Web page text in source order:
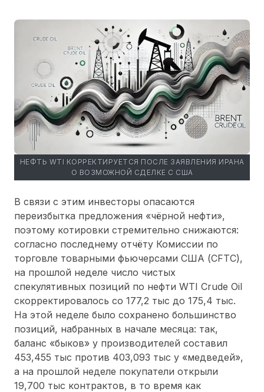
НЕФТЬ WTI КОРРЕКТИРУЕТСЯ ПОСЛЕ ЗАЯВЛЕНИЯ ИРАНА
О ВОЗМОЖНОЙ СДЕЛКЕ С США
В связи с этим инвесторы опасаются
переизбытка предложения «чёрной нефти»,
поэтому котировки стремительно снижаются:
согласно последнему отчёту Комиссии по
торговле товарными фьючерсами США (CFTC),
на прошлой неделе число чистых
спекулятивных позиций по нефти WTI Crude Oil
скорректировалось со 177,2 тыс до 175,4 тыс.
На этой неделе было сохранено большинство
позиций, набранных в начале месяца: так,
баланс «быков» у производителей составил
453,455 тыс против 403,093 тыс у «медведей»,
а на прошлой неделе покупатели открыли
19,700 тыс контрактов, в то время как